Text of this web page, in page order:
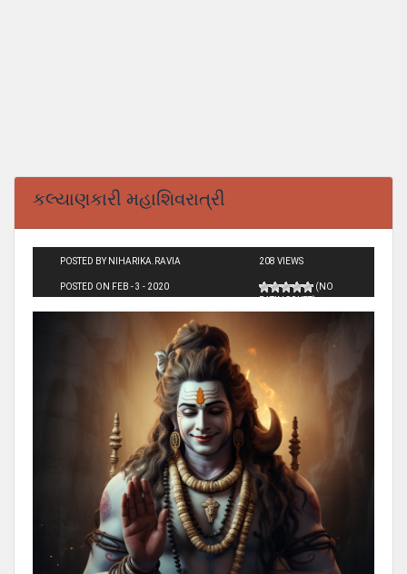
કલ્યાણકારી મહાશિવરાત્રી
POSTED BY NIHARIKA.RAVIA
POSTED ON FEB - 3 - 2020
208 VIEWS
(NO
RATINGS YET)